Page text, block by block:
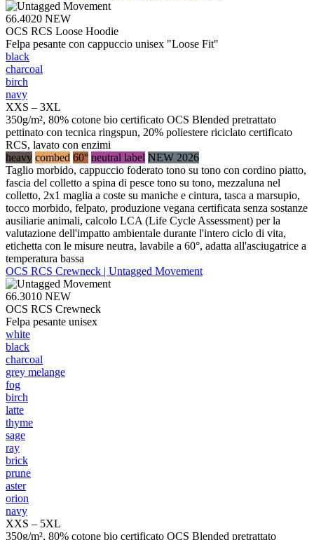
66.4020 NEW
OCS RCS Loose Hoodie
Felpa pesante con cappuccio unisex "Loose Fit"
black
charcoal
birch
navy
XXS – 3XL
350g/m², 80% cotone bio certificato OCS Blended pretrattato
pettinato con tecnica ringspun, 20% poliestere riciclato certificato
RCS, lavato con enzimi
heavy combed 60° neutral label NEW 2026
Taglio morbido, cappuccio foderato tono su tono con cordino piatto,
fascia del colletto a spina di pesce tono su tono, mezzaluna nel
colletto, 2x1 maglia a coste su maniche e cintura, tasca a marsupio,
tocco morbido, felpato, produzione vegana certificata senza sostanze
ausiliarie animali, calcolo LCA (Life Cycle Assessment) per la
valutazione dell'impatto ambientale durante l'intero ciclo di vita,
etichetta con le misure neutra, lavabile a 60°, adatta all'asciugatrice a
temperatura bassa
OCS RCS Crewneck | Untagged Movement
66.3010 NEW
OCS RCS Crewneck
Felpa pesante unisex
white
black
charcoal
grey melange
fog
birch
latte
thyme
sage
ray
brick
prune
aster
orion
navy
XXS – 5XL
350g/m², 80% cotone bio certificato OCS Blended pretrattato